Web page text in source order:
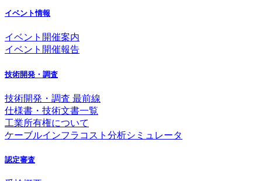
イベント情報
イベント開催案内
イベント開催報告
技術開発・調査
技術開発・調査 最前線
仕様書・技術文書一覧
工業所有権について
ケーブルインフラコスト分析シミュレータ
認定審査